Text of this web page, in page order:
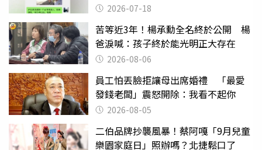
2026-07-18
苦等近3年！楊承勳全名終於公開 楊
爸淚喊：孩子終於能光明正大存在
2026-08-06
員工怕丟臉拒讓母出席婚禮 「最愛
發錢老闆」震怒開除：我看不起你
2026-08-05
二伯品牌抄襲風暴！蔡阿嘎「9月兒童
樂園家庭日」照辦嗎？北捷鬆口了